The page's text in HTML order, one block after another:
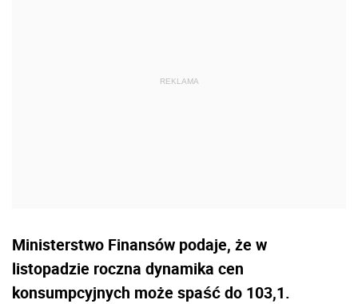
Ministerstwo Finansów podaje, że w
listopadzie roczna dynamika cen
konsumpcyjnych może spaść do 103,1.